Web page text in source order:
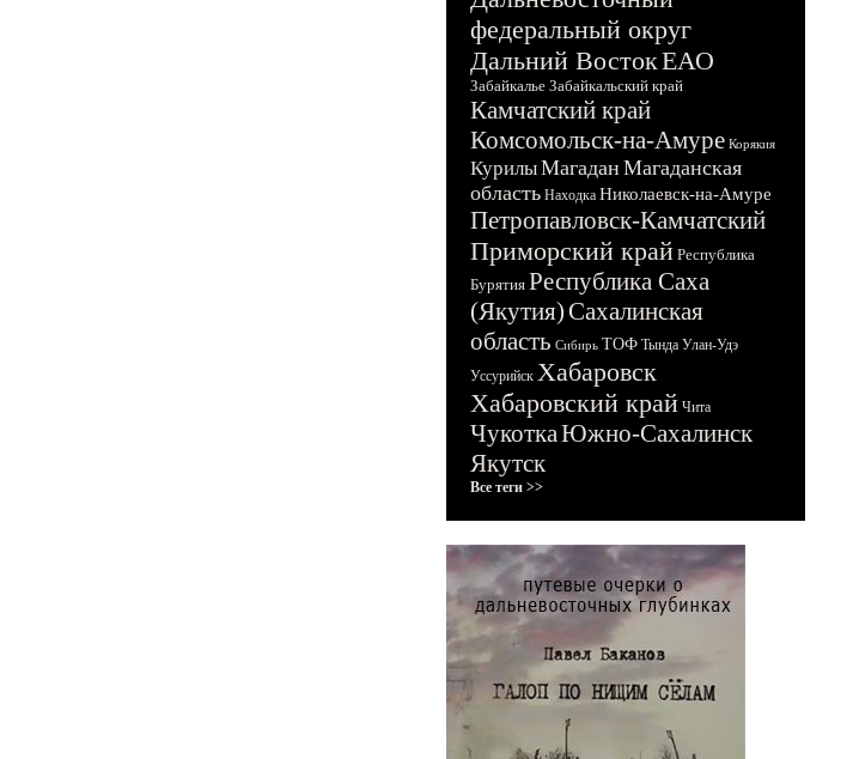
федеральный округ
Дальний ВостокЕАО
Забайкалье Забайкальский край
Камчатский край
Комсомольск-на-Амуре Корякия
КурилыМагадан Магаданская
область Находка Николаевск-на-Амуре
Петропавловск-Камчатский
Приморский край Республика
Бурятия Республика Саха
(Якутия)Сахалинская
область Сибирь ТОФ Тында Улан-Удэ
Уссурийск Хабаровск
Хабаровский край Чита
ЧукоткаЮжно-Сахалинск
Якутск
Все теги >>